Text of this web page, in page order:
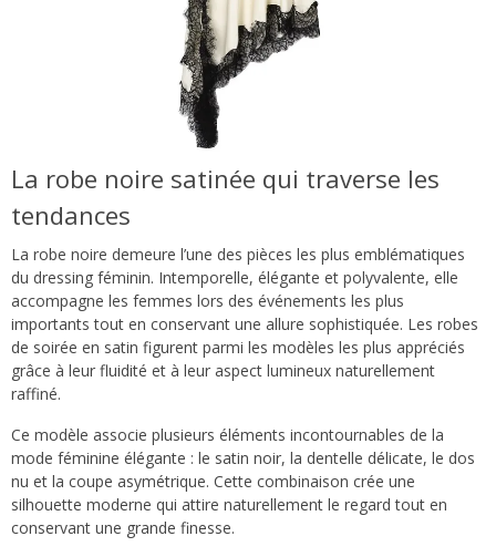
La robe noire satinée qui traverse les
tendances
La robe noire demeure l’une des pièces les plus emblématiques
du dressing féminin. Intemporelle, élégante et polyvalente, elle
accompagne les femmes lors des événements les plus
importants tout en conservant une allure sophistiquée. Les robes
de soirée en satin figurent parmi les modèles les plus appréciés
grâce à leur fluidité et à leur aspect lumineux naturellement
raffiné.
Ce modèle associe plusieurs éléments incontournables de la
mode féminine élégante : le satin noir, la dentelle délicate, le dos
nu et la coupe asymétrique. Cette combinaison crée une
silhouette moderne qui attire naturellement le regard tout en
conservant une grande finesse.